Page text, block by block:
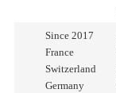
Since 2017
France
Switzerland
Germany